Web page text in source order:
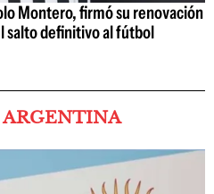
Montero, firmó su renovación
salto definitivo al fútbol